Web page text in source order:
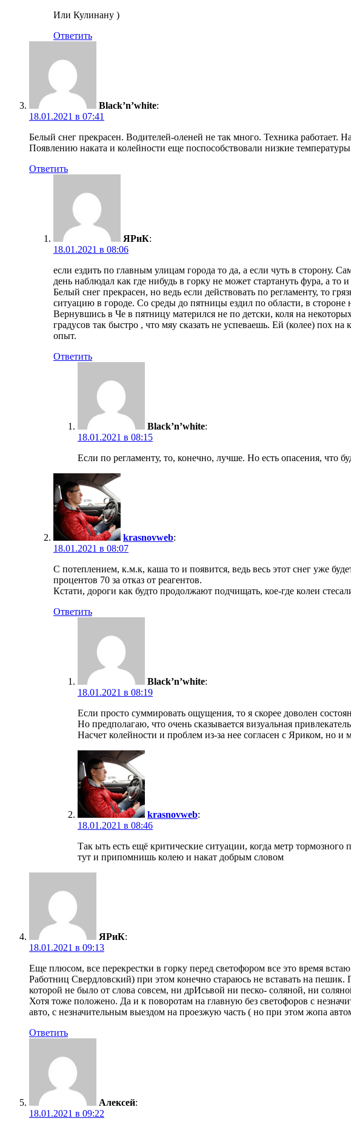
Или Кулинану )
Ответить
Black’n’white:
18.01.2021 в 07:41
Белый снег прекрасен. Водителей-оленей не так много. Техника работает.
Появлению наката и колейности еще поспособствовали низкие
Ответить
ЯРиК:
18.01.2021 в 08:06
если ездить по главным улицам города то да, а если чуть в сторону.
день наблюдал как где нибудь в горку не может стартануть фура, а то и
Белый снег прекрасен, но ведь если действовать по регламенту, то
ситуацию в городе. Со среды до пятницы ездил по области, в
Вернувшись в Че в пятницу матерился не по детски, коля на
градусов так быстро , что мяу сказать не успеваешь. Ей (колее) пох
опыт.
Ответить
Black’n’white:
18.01.2021 в 08:15
Если по регламенту, то, конечно, лучше. Но есть опасения, что
krasnovweb:
18.01.2021 в 08:07
С потеплением, к.м.к, каша то и появится, ведь весь этот снег уже
процентов 70 за отказ от реагентов.
Кстати, дороги как будто продолжают подчищать, кое-где колеи
Ответить
Black’n’white:
18.01.2021 в 08:19
Если просто суммировать ощущения, то я скорее доволен
Но предполагаю, что очень сказывается визуальная
Насчет колейности и проблем из-за нее согласен с Яриком, но
krasnovweb:
18.01.2021 в 08:46
Так ыть есть ещё критические ситуации, когда метр
тут и припомнишь колею и накат добрым словом
ЯРиК:
18.01.2021 в 09:13
Еще плюсом, все перекрестки в горку перед светофором все это время
Работниц Свердловский) при этом конечно стараюсь не вставать на
которой не было от слова совсем, ни дрИсьвой ни песко- соляной, ни
Хотя тоже положено. Да и к поворотам на главную без светофоров с
авто, с незначительным выездом на проезжую часть ( но при этом жопа
Ответить
Алексей:
18.01.2021 в 09:22